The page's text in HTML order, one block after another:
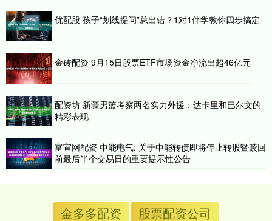
优配股 孩子“划线提问”总出错？1对1伴学教你四步搞定
金砖配资 9月15日股票ETF市场资金净流出超46亿元
配资坊 新疆男篮考察两名实力外援：达卡里和巴尔文的
精彩表现
富宣网配资 中能电气: 关于中能转债即将停止转股暨赎回
前最后半个交易日的重要提示性公告
金多多配资 股票配资公司